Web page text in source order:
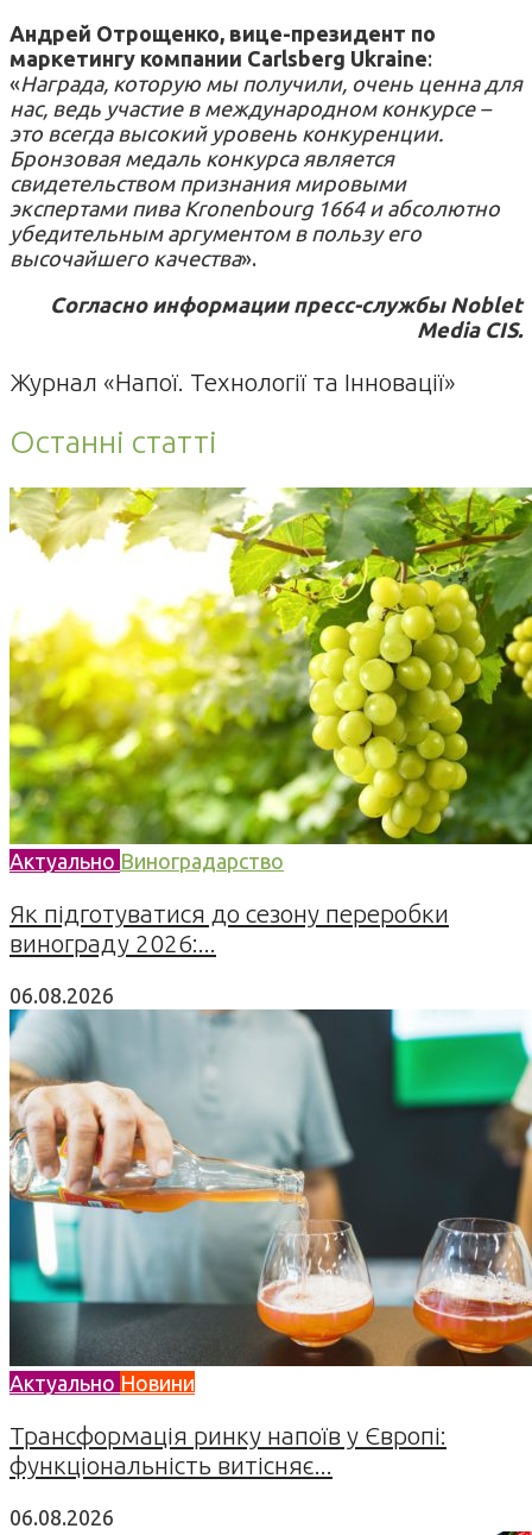
Андрей Отрощенко, вице-президент по
маркетингу компании Carlsberg Ukraine:
«Награда, которую мы получили, очень ценна для
нас, ведь участие в международном конкурсе –
это всегда высокий уровень конкуренции.
Бронзовая медаль конкурса является
свидетельством признания мировыми
экспертами пива Kronenbourg 1664 и абсолютно
убедительным аргументом в пользу его
высочайшего качества».
Согласно информации пресс-службы Noblet
Media CIS.
Журнал «Напої. Технології та Інновації»
Останні статті
Актуально Виноградарство
Як підготуватися до сезону переробки
винограду 2026:...
06.08.2026
Актуально Новини
Трансформація ринку напоїв у Європі:
функціональність витісняє...
06.08.2026